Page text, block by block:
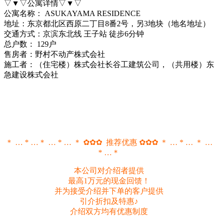
▽▼▽公寓详情▽▼▽
公寓名称： ASUKAYAMA RESIDENCE
地址：东京都北区西原二丁目8番2号，另3地块（地名地址）
交通方式：京滨东北线 王子站 徒步6分钟
总户数： 129户
售房者：野村不动产株式会社
施工者：（住宅楼）株式会社长谷工建筑公司，（共用楼）东
急建设株式会社
＊ … * …＊ … * … ＊ ✿✿✿ 推荐优惠 ✿✿✿ ＊ … * … ＊ …
* …＊
本公司对介绍者提供
最高1万元的现金回馈！
并为接受介绍并下单的客户提供
引介折扣及特惠♪
介绍双方均有优惠制度